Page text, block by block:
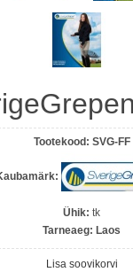
Tootekood: SVG-FF
Ühik: tk
Tarneaeg: Laos
Lisa soovikorvi